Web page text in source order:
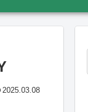
2025.03.08